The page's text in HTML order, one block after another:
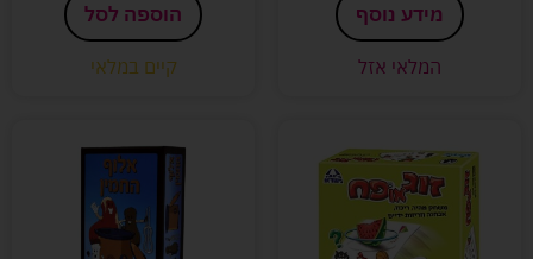
מידע נוסף
המלאי אזל
הוספה לסל
קיים במלאי